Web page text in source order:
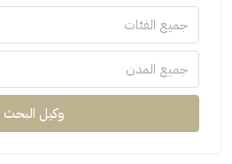
جميع الفئات
جميع المدن
وكيل البحث